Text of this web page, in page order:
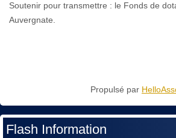
Soutenir pour transmettre : le Fonds de
Auvergnate.
Propulsé par
Flash Information